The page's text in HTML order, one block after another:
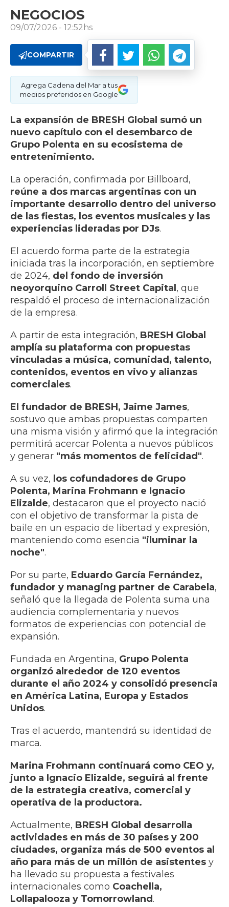
NEGOCIOS
09/07/2026 - 12:52hs
COMPARTIR
Agrega Cadena del Mar a tus
medios preferidos en Google
La expansión de BRESH Global sumó un
nuevo capítulo con el desembarco de
Grupo Polenta en su ecosistema de
entretenimiento.
La operación, confirmada por Billboard,
reúne a dos marcas argentinas con un
importante desarrollo dentro del universo
de las fiestas, los eventos musicales y las
experiencias lideradas por DJs.
El acuerdo forma parte de la estrategia
iniciada tras la incorporación, en septiembre
de 2024, del fondo de inversión
neoyorquino Carroll Street Capital, que
respaldó el proceso de internacionalización
de la empresa.
A partir de esta integración, BRESH Global
amplía su plataforma con propuestas
vinculadas a música, comunidad, talento,
contenidos, eventos en vivo y alianzas
comerciales.
El fundador de BRESH, Jaime James,
sostuvo que ambas propuestas comparten
una misma visión y afirmó que la integración
permitirá acercar Polenta a nuevos públicos
y generar "más momentos de felicidad".
A su vez, los cofundadores de Grupo
Polenta, Marina Frohmann e Ignacio
Elizalde, destacaron que el proyecto nació
con el objetivo de transformar la pista de
baile en un espacio de libertad y expresión,
manteniendo como esencia "iluminar la
noche".
Por su parte, Eduardo García Fernández,
fundador y managing partner de Carabela,
señaló que la llegada de Polenta suma una
audiencia complementaria y nuevos
formatos de experiencias con potencial de
expansión.
Fundada en Argentina, Grupo Polenta
organizó alrededor de 120 eventos
durante el año 2024 y consolidó presencia
en América Latina, Europa y Estados
Unidos.
Tras el acuerdo, mantendrá su identidad de
marca.
Marina Frohmann continuará como CEO y,
junto a Ignacio Elizalde, seguirá al frente
de la estrategia creativa, comercial y
operativa de la productora.
Actualmente, BRESH Global desarrolla
actividades en más de 30 países y 200
ciudades, organiza más de 500 eventos al
año para más de un millón de asistentes y
ha llevado su propuesta a festivales
internacionales como Coachella,
Lollapalooza y Tomorrowland.